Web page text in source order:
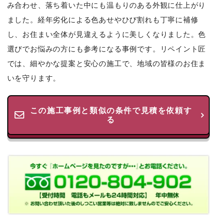
み合わせ、落ち着いた中にも温もりのある外観に仕上がり
ました。経年劣化による色あせやひび割れも丁寧に補修
し、お住まい全体が見違えるように美しくなりました。色
選びでお悩みの方にも参考になる事例です。リペイント匠
では、細やかな提案と安心の施工で、地域の皆様のお住ま
いを守ります。
この施工事例と類似の条件で見積を依頼す
る